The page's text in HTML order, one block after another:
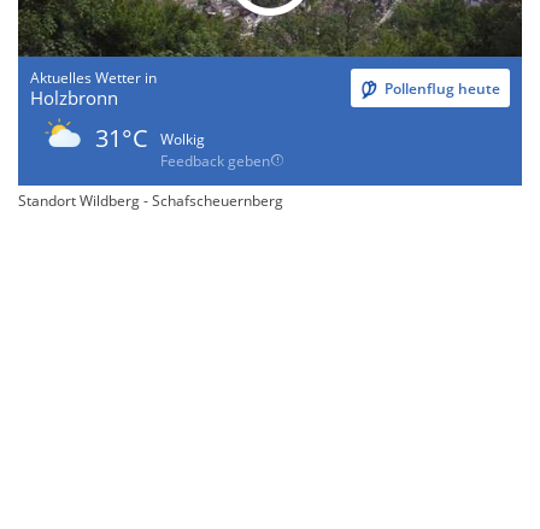
Aktuelles Wetter in
Holzbronn Pollenflug heute
31°C
Wolkig
Feedback geben
Standort Wildberg - Schafscheuernberg